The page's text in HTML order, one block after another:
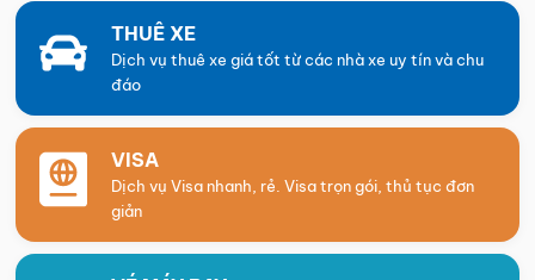
THUÊ XE
Dịch vụ thuê xe giá tốt từ các nhà xe uy tín và chu
đáo
VISA
Dịch vụ Visa nhanh, rẻ. Visa trọn gói, thủ tục đơn
giản